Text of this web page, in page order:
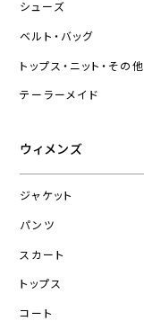
シューズ
ベルト・バッグ
トップス・ニット・その他
テーラーメイド
ウィメンズ
ジャケット
パンツ
スカート
トップス
コート